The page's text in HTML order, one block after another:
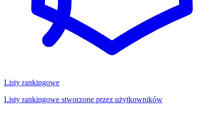
Listy rankingowe
Listy rankingowe stworzone przez użytkowników